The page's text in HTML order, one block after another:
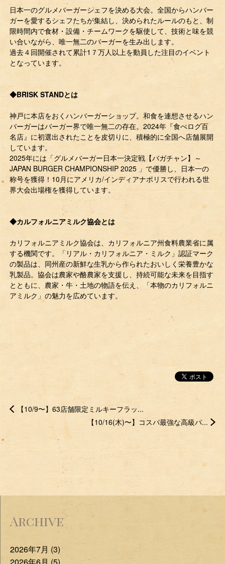
日本一のグルメバーガーシェフを決める大会。全国からハンバー
ガーを愛するシェフたちが集結し、決められたルールのもと、制
限時間内で食材・設備・チームワークを駆使して、技術と味を競
い合いながら、唯一無二のバーガーを生み出します。
過去４回開催されて累計1７万人以上を動員した注目のイベント
となっています。
◆BRISK STANDとは
神戸に本店をおくハンバーガーショップ。和食を連想させるハン
バーガーはバーガー界で唯一無二の存在。2024年『食べログ百
名店』に初選出されたことを皮切りに、積極的に全国へ店舗展開
しています。
2025年には「グルメバーガー日本一決定戦【バガチャン】～
JAPAN BURGER CHAMPIONSHIP 2025 」で優勝し、日本一の
称号を獲得！10月にアメリカ/インディアナポリスで行われる世
界大会出場権を獲得しています。
◆カルフォルニアミルク協会とは
カリフォルニアミルク協会は、カリフォルニア州食料農業省に属
する機関です。「リアル・カリフォルニア・ミルク」認証マーク
の製品は、同州産の新鮮な生乳から作られたおいしく栄養豊かな
乳製品。協会は農家や酪農家を支援し、持続可能な未来を目指す
とともに、農家・牛・土地の物語を伝え、「本物のカリフォルニ
アミルク」の魅力を広めています。
【10/9〜】63店舗限定ミルキーフラッ...
【10/16(木)〜】コスパ最強な高級パ...
Archive
2026年7月 (3)